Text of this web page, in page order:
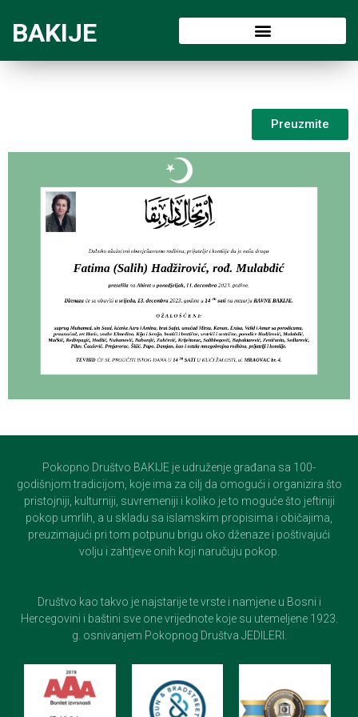
BAKIJE
Preuzmite
Pokopno Društvo BAKIJE je udruženje građana sa 100-
godišnjom tradicijom, koje ima za cilj da omogući i organizira što
pristojniji, kulturniji, suvremeniji i koliko je to moguće što jeftiniji
pokop umrlih, a u skladu sa islamskim propisima i običajima,
preuzimajući pri tom potpunu brigu oko dženaze i poštivajući
volju i zahtjeve onih koji naručuju pokop.
Društvo kao takvo je najstarije te vrste i namjene u Bosni i
Hercegovini i baštini sve one vrijednote koje su utemeljene 1923.
g. osnivanjem Pokopnog Društva JEDILERI.